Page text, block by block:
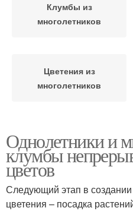
Клумбы из
многолетников
Цветения из
многолетников
Непрерывная клумба
Красивые
Однолетники и
клумбы
цветов
Следующий этап в
цветения – посадка